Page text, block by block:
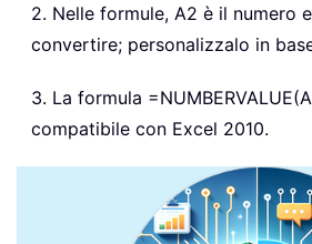
2. Nelle formule, A2 è il numero
convertire; personalizzalo in
3. La formula
compatibile con Excel 2010.